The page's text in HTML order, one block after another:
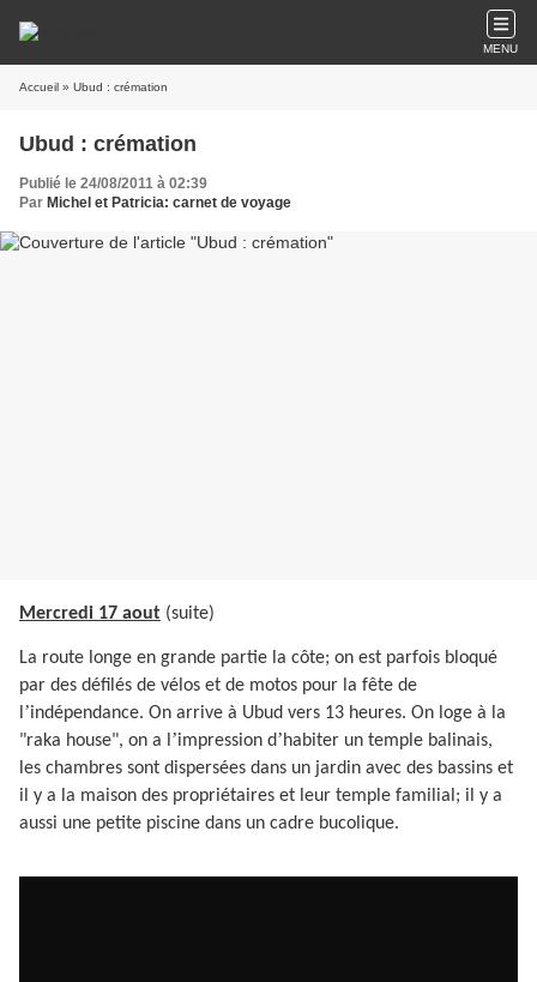
MENU
Accueil » Ubud : crémation
Ubud : crémation
Publié le 24/08/2011 à 02:39
Par Michel et Patricia: carnet de voyage
Mercredi 17 aout (suite)
La route longe en grande partie la côte; on est parfois bloqué
par des défilés de vélos et de motos pour la fête de
’indépendance. On arrive à Ubud vers 13 heures. On loge à la
"raka house", on a l ’impression d’habiter un temple balinais,
les chambres sont dispersées dans un jardin avec des bassins et
il y a la maison des propriétaires et leur temple familial; il y a
aussi une petite piscine dans un cadre bucolique.